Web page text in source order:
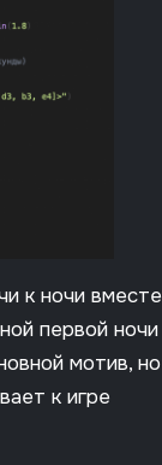
к ночи вместе
первой ночи
мотив, но
к игре